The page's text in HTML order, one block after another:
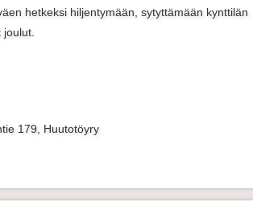
hetkeksi hiljentymään, sytyttämään kynttilän
179, Huutotöyry